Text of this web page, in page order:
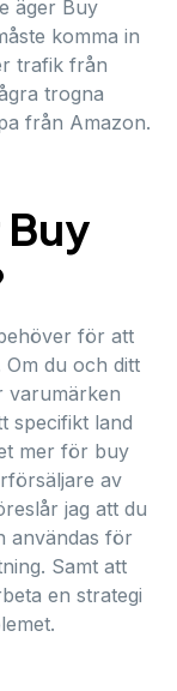
äger Buy
komma in
trafik från
trogna
från Amazon.
Buy
för att
du och ditt
varumärken
specifikt land
mer för buy
av
jag att du
användas för
Samt att
en strategi